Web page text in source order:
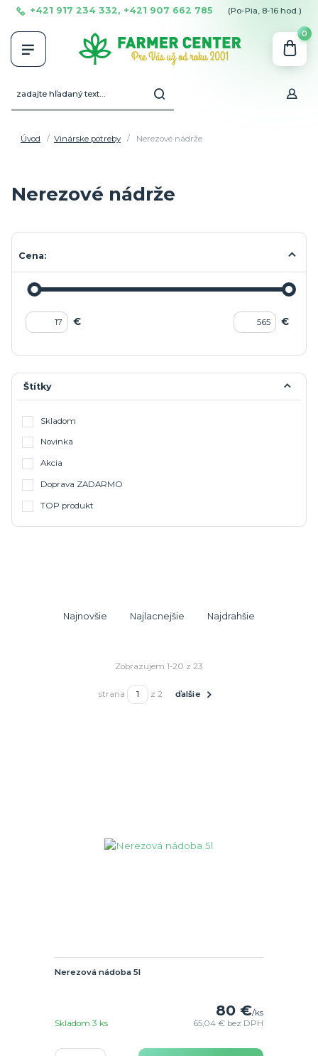
+421 917 234 332, +421 907 662 785 (Po-Pia, 8-16 hod.)
0
Úvod Vinárske potreby Nerezové nádrže
Nerezové nádrže
Cena:
€ €
Štítky
Skladom
Novinka
Akcia
Doprava ZADARMO
TOP produkt
Najnovšie Najlacnejšie Najdrahšie
Zobrazujem 1-20 z 23
strana z 2 ďalšie
Nerezová nádoba 5l
80 €/ks
65,04 € bez DPH
Skladom 3 ks